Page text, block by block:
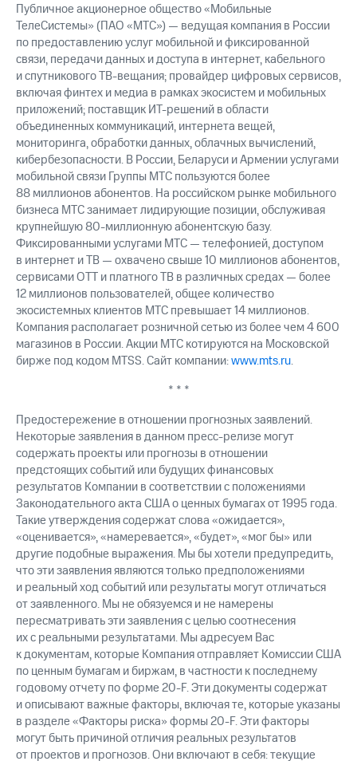
Публичное акционерное общество «Мобильные
ТелеСистемы» (ПАО «МТС») — ведущая компания в России
по предоставлению услуг мобильной и фиксированной
связи, передачи данных и доступа в интернет, кабельного
и спутникового ТВ-вещания; провайдер цифровых сервисов,
включая финтех и медиа в рамках экосистем и мобильных
приложений; поставщик ИТ-решений в области
объединенных коммуникаций, интернета вещей,
мониторинга, обработки данных, облачных вычислений,
кибербезопасности. В России, Беларуси и Армении услугами
мобильной связи Группы МТС пользуются более
88 миллионов абонентов. На российском рынке мобильного
бизнеса МТС занимает лидирующие позиции, обслуживая
крупнейшую 80-миллионную абонентскую базу.
Фиксированными услугами МТС — телефонией, доступом
в интернет и ТВ — охвачено свыше 10 миллионов абонентов,
сервисами OTT и платного ТВ в различных средах — более
12 миллионов пользователей, общее количество
экосистемных клиентов МТС превышает 14 миллионов.
Компания располагает розничной сетью из более чем 4 600
магазинов в России. Акции МТС котируются на Московской
бирже под кодом MTSS. Сайт компании:www.mts.ru.
* * *
Предостережение в отношении прогнозных заявлений.
Некоторые заявления в данном пресс-релизе могут
содержать проекты или прогнозы в отношении
предстоящих событий или будущих финансовых
результатов Компании в соответствии с положениями
Законодательного акта США о ценных бумагах от 1995 года.
Такие утверждения содержат слова «ожидается»,
«оценивается», «намеревается», «будет», «мог бы» или
другие подобные выражения. Мы бы хотели предупредить,
что эти заявления являются только предположениями
и реальный ход событий или результаты могут отличаться
от заявленного. Мы не обязуемся и не намерены
пересматривать эти заявления с целью соотнесения
их с реальными результатами. Мы адресуем Вас
к документам, которые Компания отправляет Комиссии США
по ценным бумагам и биржам, в частности к последнему
годовому отчету по форме 20-F. Эти документы содержат
и описывают важные факторы, включая те, которые указаны
в разделе «Факторы риска» формы 20-F. Эти факторы
могут быть причиной отличия реальных результатов
от проектов и прогнозов. Они включают в себя: текущие